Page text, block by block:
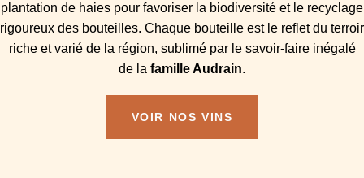
plantation de haies pour favoriser la biodiversité et le recyclage
rigoureux des bouteilles. Chaque bouteille est le reflet du terroir
riche et varié de la région, sublimé par le savoir-faire inégalé
de la famille Audrain.
VOIR NOS VINS